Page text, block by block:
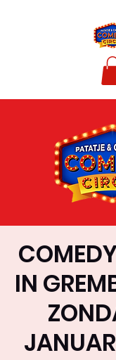
IN